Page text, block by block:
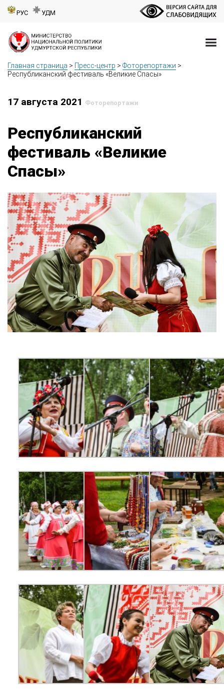
РУС УДМ
Главная страница > Пресс-центр > Фоторепортажи >
Республиканский фестиваль «Великие Спасы»
17 августа 2021 Фоторепортажи
Республиканский
фестиваль «Великие
Спасы»